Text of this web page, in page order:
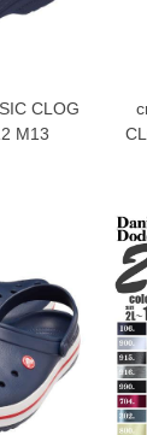
着後1週間以内にご連
品の性質上、返品交
ります。
下さい。（裾上げ無
以下の商品は有料（
お時間を頂く場合がご
ズの誤差がございま
、商品の色味が若干
鋪と在庫を共用して
り、お客様にご迷惑
様最大限に努めており
ご了承ください。
CLOG
M13